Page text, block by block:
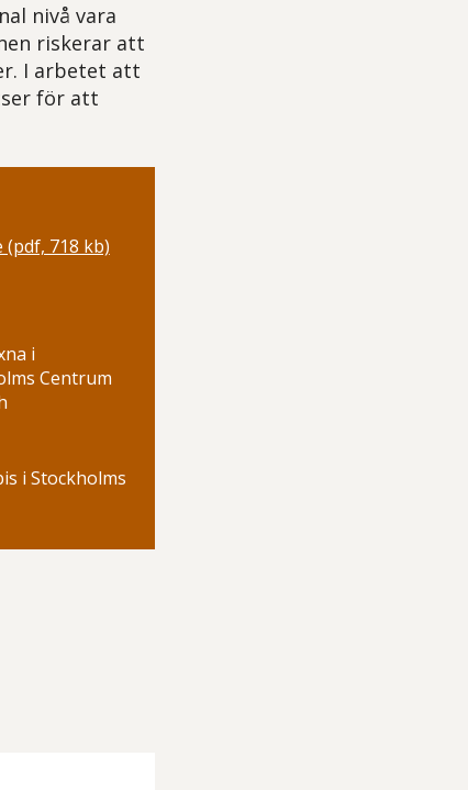
nivå vara
riskerar att
I arbetet att
för att
(pdf, 718 kb)
i
Centrum
i Stockholms